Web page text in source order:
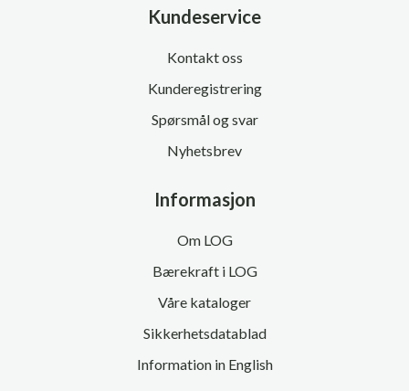
Kundeservice
Kontakt oss
Kunderegistrering
Spørsmål og svar
Nyhetsbrev
Informasjon
Om LOG
Bærekraft i LOG
Våre kataloger
Sikkerhetsdatablad
Information in English